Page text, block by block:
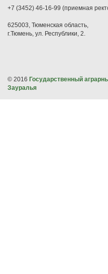
+7 (3452) 46-16-99 (приемная
625003, Тюменская область,
г.Тюмень, ул. Республики, 2.
© 2016 Государственный
Зауралья